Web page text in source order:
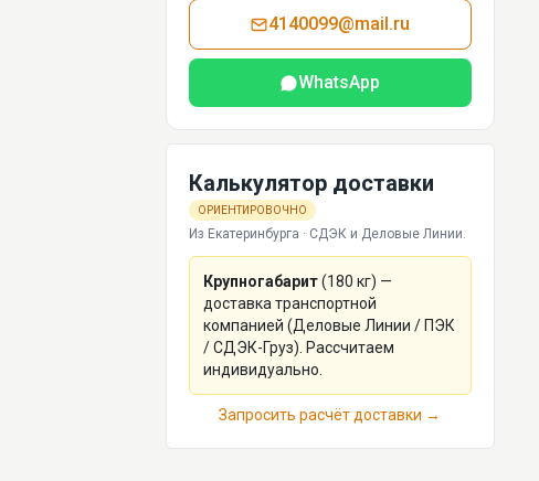
4140099@mail.ru
WhatsApp
Калькулятор доставки
ОРИЕНТИРОВОЧНО
Из Екатеринбурга · СДЭК и Деловые Линии.
Крупногабарит(180 кг) —
доставка транспортной
компанией (Деловые Линии / ПЭК
/ СДЭК-Груз). Рассчитаем
индивидуально.
Запросить расчёт доставки →